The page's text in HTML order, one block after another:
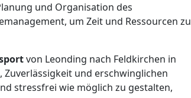
und Organisation des
um Zeit und Ressourcen zu
von Leonding nach Feldkirchen in
und erschwinglichen
stressfrei wie möglich zu gestalten,